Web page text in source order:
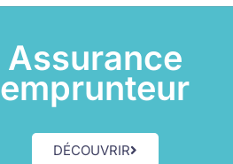
Assurance
emprunteur
DÉCOUVRIR